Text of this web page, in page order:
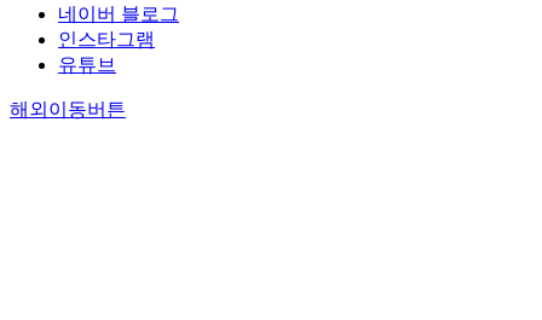
네이버 블로그
인스타그램
유튜브
해외이동버튼